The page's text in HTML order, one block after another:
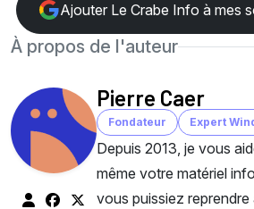
Ajouter Le Crabe Info à mes
À propos de l'auteur
Pierre Caer
Fondateur Expert
Depuis 2013, je vous
même votre matériel
vous puissiez